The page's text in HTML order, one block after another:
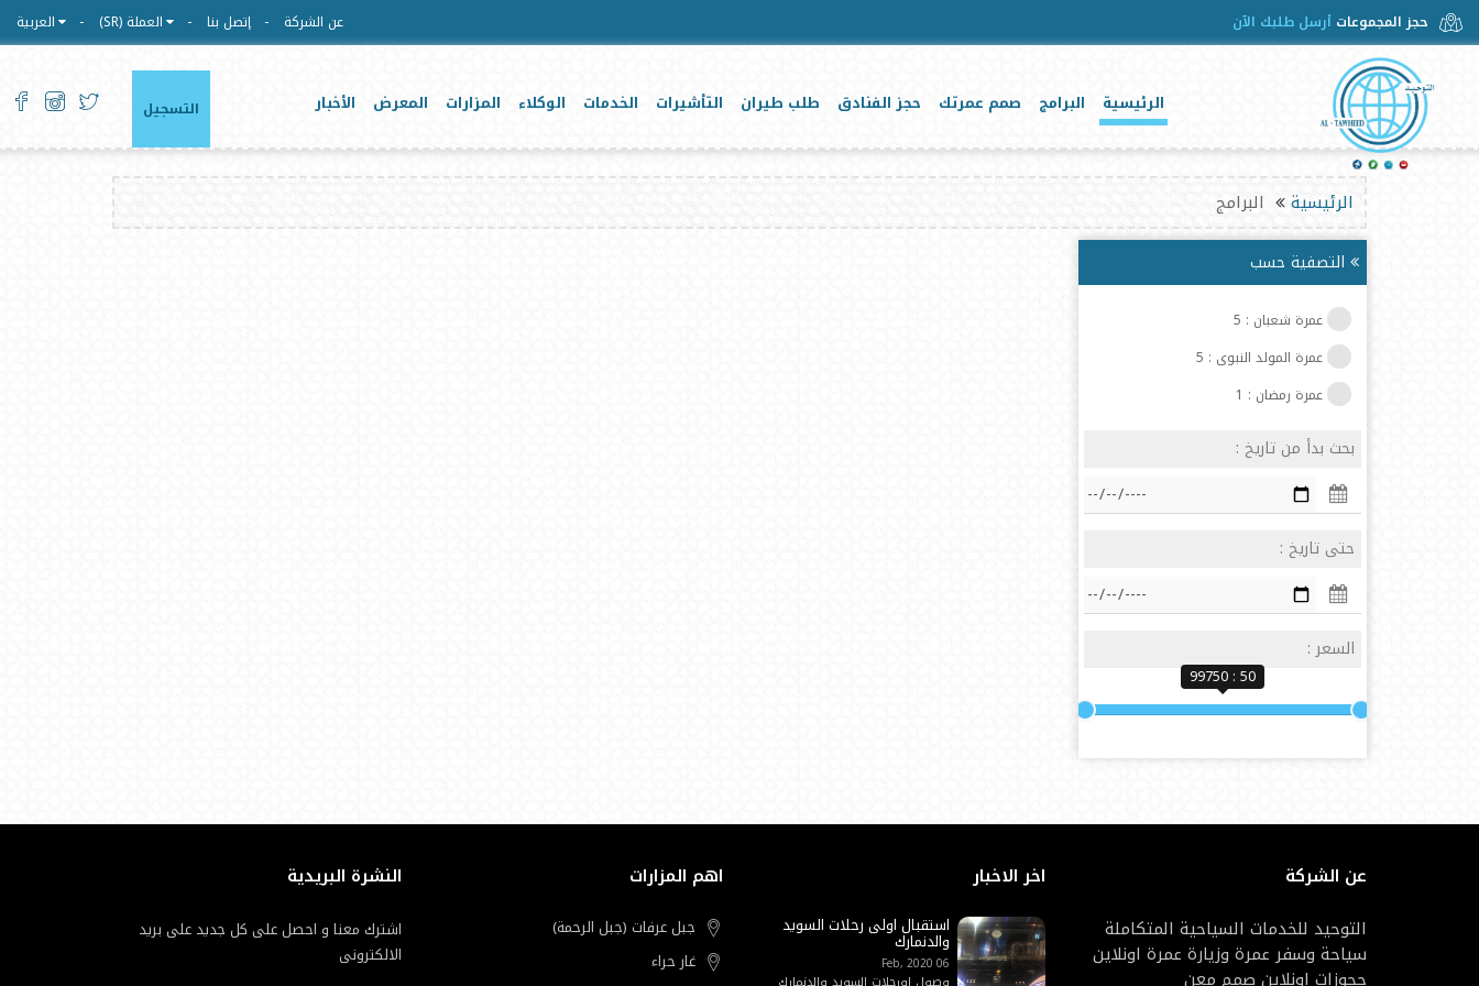
حجز المجموعات أرسل طلبك الآن العربية العملة (SR) إتصل بنا عن الشركة
التسجيل الرئيسية البرامج صمم عمرتك حجز الفنادق طلب طيران التأشيرات الخدمات الوكلاء المزارات المعرض الأخبار
الرئيسية البرامج
التصفية حسب
عمرة شعبان : 5
عمرة المولد النبوى : 5
عمرة رمضان : 1
بحث بدأ من تاريخ :
حتى تاريخ :
السعر :
50 : 99750
عن الشركة
التوحيد للخدمات السياحية المتكاملة
سياحة وسفر عمرة وزيارة عمرة اونلاين
حجوزات اونلاين صمم معن
اخر الاخبار
استقبال اولى رحلات السويد
والدنمارك
06 Feb, 2020
اهم المزارات
جبل عرفات (جبل الرحمة)
غار حراء
النشرة البريدية
اشترك معنا و احصل على كل جديد على بريد
الالكترونى